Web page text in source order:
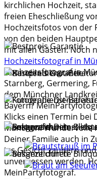
kirchlichen Hochzeit,
freien Eheschließung
Hochzeitsfotos von der
von den beiden
mit allen Gästen. Noch
Hochzeitsfotograf in
Hochzeitsfotograf in
Starnberg, Germering,
dem Münchner
Bayern?
Klicks einen Termin bei
München. Wundervolle
Deiner Familie auch in
ins Gesicht zaubern
unvergessen werden.
MeinPartyfotograf.